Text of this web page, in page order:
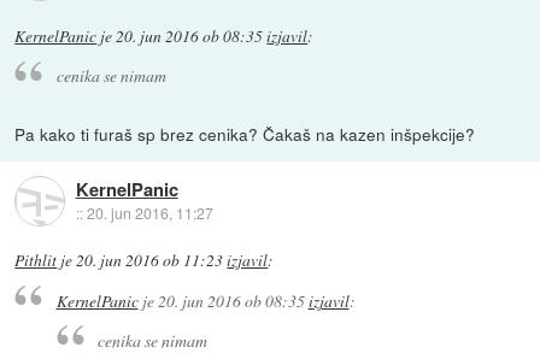
KernelPanic je20. jun 2016 ob 08:35izjavil:
cenika se nimam
Pa kako ti furaš sp brez cenika? Čakaš na kazen inšpekcije?
KernelPanic
::20. jun 2016, 11:27
Pithlit je20. jun 2016 ob 11:23izjavil:
KernelPanicje20. jun 2016 ob 08:35izjavil:
cenika se nimam